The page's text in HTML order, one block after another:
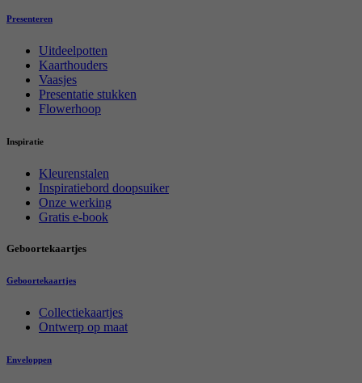
Presenteren
Uitdeelpotten
Kaarthouders
Vaasjes
Presentatie stukken
Flowerhoop
Inspiratie
Kleurenstalen
Inspiratiebord doopsuiker
Onze werking
Gratis e-book
Geboortekaartjes
Geboortekaartjes
Collectiekaartjes
Ontwerp op maat
Enveloppen